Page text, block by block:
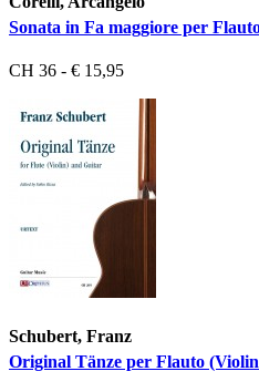
Sonata in Fa maggiore per
CH 36 - € 15,95
Schubert, Franz
Original Tänze per Flauto